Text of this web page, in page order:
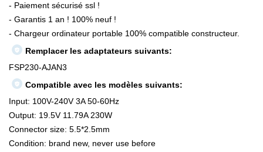
- Paiement sécurisé ssl !
- Garantis 1 an ! 100% neuf !
- Chargeur ordinateur portable 100% compatible constructeur.
Remplacer les adaptateurs suivants:
FSP230-AJAN3
Compatible avec les modèles suivants:
Input: 100V-240V 3A 50-60Hz
Output: 19.5V 11.79A 230W
Connector size: 5.5*2.5mm
Condition: brand new, never use before